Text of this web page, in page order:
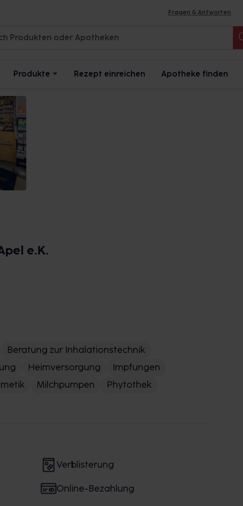
Fragen & Antworten
Produkte Rezept einreichen Apotheke finden
e.K.
Beratung zur Inhalationstechnik
Heimversorgung
Impfungen
Milchpumpen
Phytothek
Verblisterung
Online-Bezahlung